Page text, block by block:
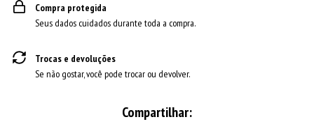
Compra protegida
Seus dados cuidados durante toda a compra.
Trocas e devoluções
Se não gostar, você pode trocar ou devolver.
Compartilhar: